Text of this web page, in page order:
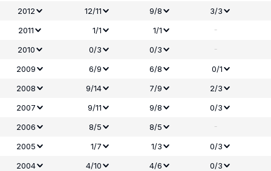
2012
12/11 9/8
3/3
2011
1/1 1/1 -
2010 0/3 0/3 -
2009 6/9 6/8
0/1
2008
9/14 7/9
2/3
2007
9/11 9/8
0/3
2006
8/5 8/5 -
2005 1/7 1/3
0/3
2004
4/10 4/6
0/3